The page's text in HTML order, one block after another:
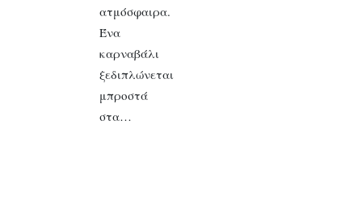
ατμόσφαιρα.
Ένα
καρναβάλι
ξεδιπλώνεται
μπροστά
στα…